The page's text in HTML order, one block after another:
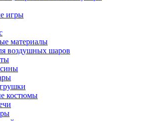
игры
материалы
воздушных шаров
костюмы